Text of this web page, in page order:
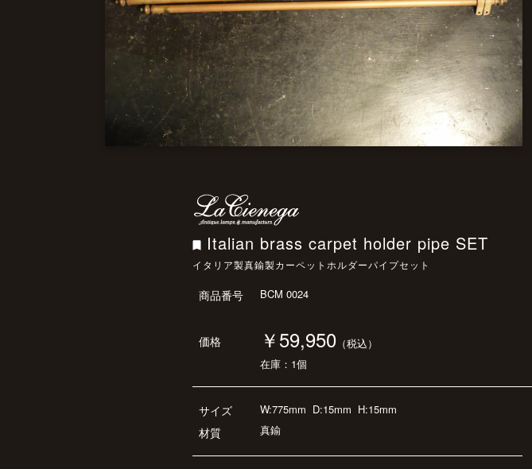
Italian brass carpet holder pipe SET
イタリア製真鍮製カーペットホルダーパイプセット
商品番号 BCM 0024
価格 ￥59,950 （税込）
在庫：1個
サイズ
材質
W:775mm D:15mm H:15mm
真鍮